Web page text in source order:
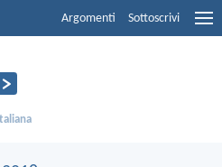
Argomenti Sottoscrivi